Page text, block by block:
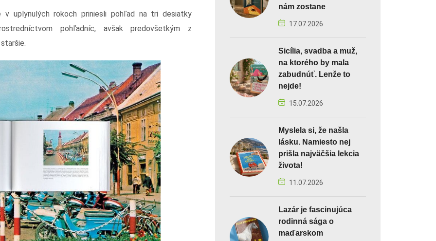
uplynulých rokoch priniesli pohľad na tri desiatky
pohľadníc, avšak predovšetkým z
nám zostane
17.07.2026
Sicília, svadba a muž,
na ktorého by mala
zabudnúť. Lenže to
nejde!
15.07.2026
Myslela si, že našla
lásku. Namiesto nej
prišla najväčšia lekcia
života!
11.07.2026
Lazár je fascinujúca
rodinná sága o
maďarskom